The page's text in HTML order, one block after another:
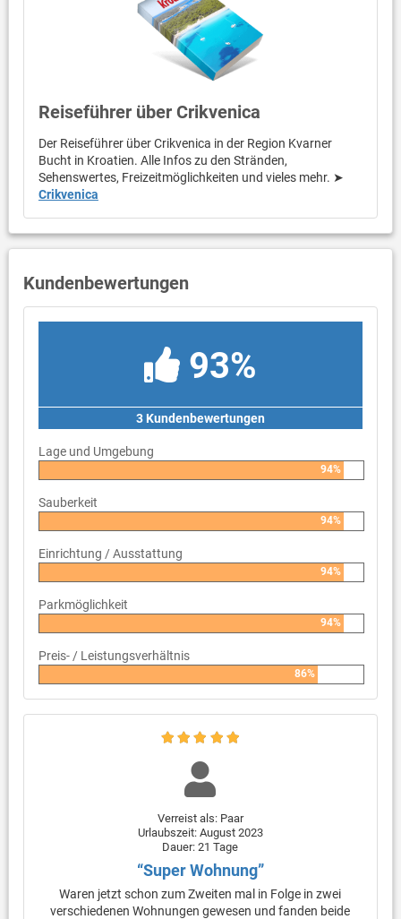
Reiseführer über Crikvenica
Der Reiseführer über Crikvenica in der Region Kvarner
Bucht in Kroatien. Alle Infos zu den Stränden,
Sehenswertes, Freizeitmöglichkeiten und vieles mehr. ➤
Crikvenica
Kundenbewertungen
93%
3 Kundenbewertungen
Lage und Umgebung
94%
Sauberkeit
94%
Einrichtung / Ausstattung
94%
Parkmöglichkeit
94%
Preis- / Leistungsverhältnis
86%
Verreist als: Paar
Urlaubszeit: August 2023
Dauer: 21 Tage
“Super Wohnung”
Waren jetzt schon zum Zweiten mal in Folge in zwei
verschiedenen Wohnungen gewesen und fanden beide